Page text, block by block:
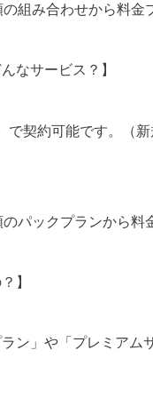
組み合わせから料金
んなサービス？】
で契約可能です。（
パックプランから料
】
ン」や「プレミア